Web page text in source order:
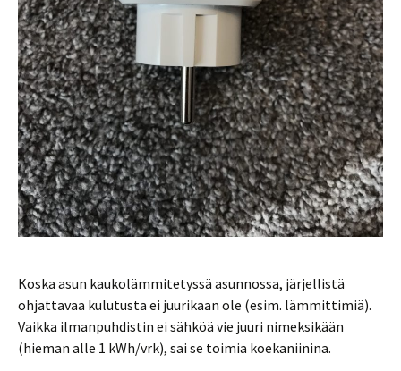
Koska asun kaukolämmitetyssä asunnossa, järjellistä
ohjattavaa kulutusta ei juurikaan ole (esim. lämmittimiä).
Vaikka ilmanpuhdistin ei sähköä vie juuri nimeksikään
(hieman alle 1 kWh/vrk), sai se toimia koekaniinina.